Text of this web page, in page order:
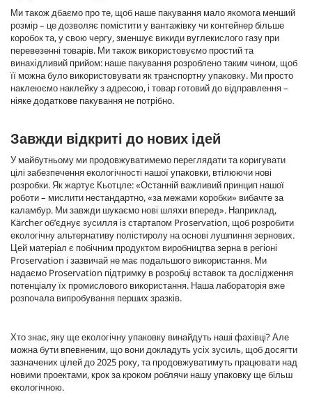
Ми також дбаємо про те, щоб наше пакування мало якомога менший
розмір – це дозволяє помістити у вантажівку чи контейнер більше
коробок та, у свою чергу, зменшує викиди вуглекислого газу при
перевезенні товарів. Ми також використовуємо простий та
винахідливий прийом: наше пакування розроблено таким чином, щоб
її можна було використовувати як транспортну упаковку. Ми просто
наклеюємо наклейку з адресою, і товар готовий до відправлення –
ніяке додаткове пакування не потрібно.
Завжди відкриті до нових ідей
У майбутньому ми продовжуватимемо переглядати та коригувати
цілі забезпечення екологічності нашої упаковки, втілюючи нові
розробки. Як жартує Кьотцле: «Останній важливий принцип нашої
роботи – мислити нестандартно, «за межами коробки» вибачте за
каламбур. Ми завжди шукаємо нові шляхи вперед». Наприклад,
Kärcher об’єднує зусилля із стартапом Proservation, щоб розробити
екологічну альтернативу полістиролу на основі лушпиння зернових.
Цей матеріал є побічним продуктом виробництва зерна в регіоні
Proservation і зазвичай не має подальшого використання. Ми
надаємо Proservation підтримку в розробці вставок та дослідження
потенціалу їх промислового використання. Наша лабораторія вже
розпочала випробування перших зразків.
Хто знає, яку ще екологічну упаковку винайдуть наші фахівці? Але
можна бути впевненим, що вони докладуть усіх зусиль, щоб досягти
зазначених цілей до 2025 року, та продовжуватимуть працювати над
новими проектами, крок за кроком роблячи нашу упаковку ще більш
екологічною.